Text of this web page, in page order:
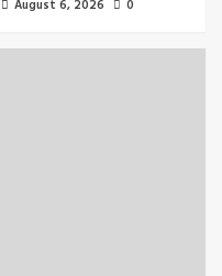
August 6, 2026
0